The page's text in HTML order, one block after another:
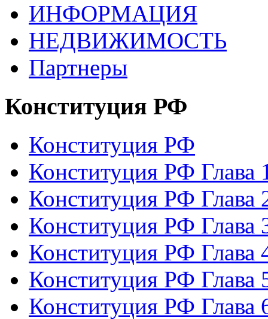
ИНФОРМАЦИЯ
НЕДВИЖИМОСТЬ
Партнеры
Конституция РФ
Конституция РФ
Конституция РФ Глава
Конституция РФ Глава
Конституция РФ Глава
Конституция РФ Глава
Конституция РФ Глава
Конституция РФ Глава